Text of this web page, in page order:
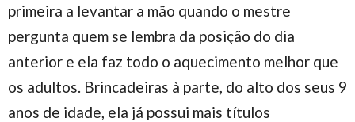
primeira a levantar a mão quando o mestre
pergunta quem se lembra da posição do dia
anterior e ela faz todo o aquecimento melhor que
os adultos. Brincadeiras à parte, do alto dos seus 9
anos de idade, ela já possui mais títulos